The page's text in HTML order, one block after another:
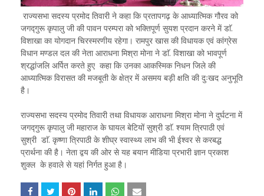
राज्यसभा सदस्य प्रमोद तिवारी ने कहा कि प्रतापगढ़ के आध्यात्मिक गौरव को
जगद्गुरू कृपालु जी की पावन परम्परा को भक्तिपूर्ण सुयश प्रदान करने में डाॅ.
विशाखा का योगदान चिरस्मरणीय रहेगा। रामपुर खास की विधायक एवं कांग्रेस
विधान मण्डल दल की नेता आराधना मिश्रा मोना ने डाॅ. विशाखा को भावपूर्ण
श्रद्धांजलि अर्पित करते हुए कहा कि उनका आकस्मिक निधन जिले की
आध्यात्मिक विरासत की मजबूती के क्षेत्र में असमय बड़ी क्षति की दुःखद अनुभूति
है।
राज्यसभा सदस्य प्रमोद तिवारी तथा विधायक आराधना मिश्रा मोना ने दुर्घटना में
जगद्गुरू कृपालु जी महाराज के घायल बेटियों सुश्री डाॅ. श्याम त्रिपाठी एवं
सुश्री डाॅ. कृष्णा त्रिपाठी के शीघ्र स्वास्थ्य लाभ की भी ईश्वर से करबद्ध
प्रार्थना की है। नेता द्वय की ओर से यह बयान मीडिया प्रभारी ज्ञान प्रकाश
शुक्ल के हवाले से यहां निर्गत हुआ है।